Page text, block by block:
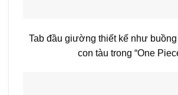
Tab đầu giường thiết kế như
con tàu trong “One